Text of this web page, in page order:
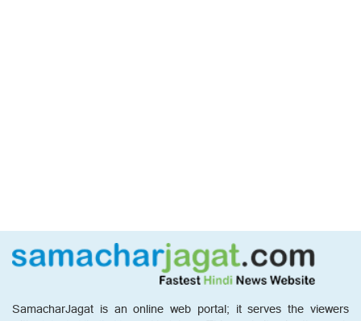
SamacharJagat is an online web portal; it serves the viewers